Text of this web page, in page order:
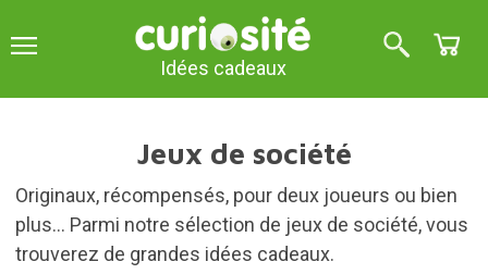
Idées cadeaux
Jeux de société
Originaux, récompensés, pour deux joueurs ou bien
plus... Parmi notre sélection de jeux de société, vous
trouverez de grandes idées cadeaux.